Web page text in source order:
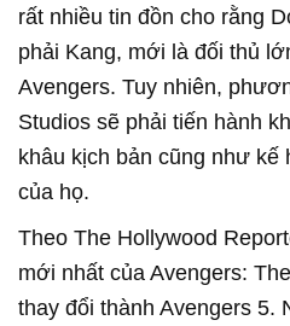
rất nhiều tin đồn cho rằng
phải Kang, mới là đối thủ
Avengers. Tuy nhiên,
Studios sẽ phải tiến hành
khâu kịch bản cũng như kế
của họ.
Theo The Hollywood
mới nhất của Avengers:
thay đổi thành Avengers 5.